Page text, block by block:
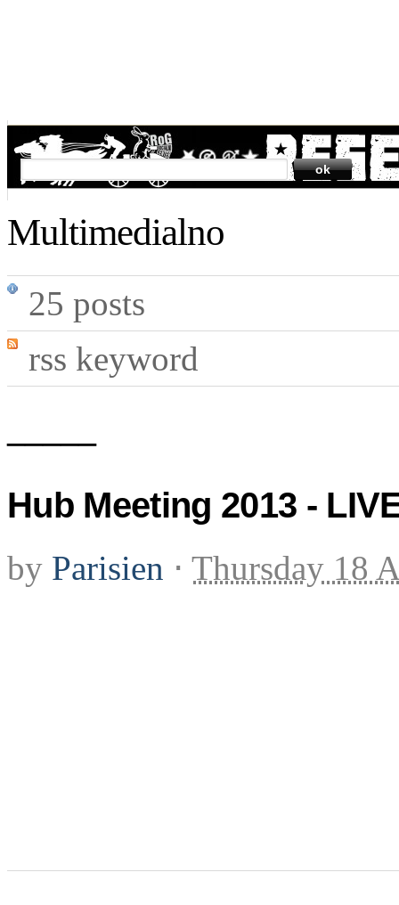
SEARCH
Multimedialno
25 posts
rss keyword
Hub Meeting 2013 -
by Parisien ⋅ Thursday 18